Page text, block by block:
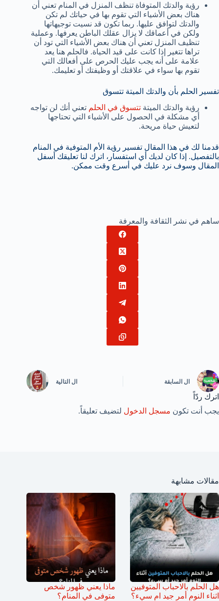
رؤية والدتك المتوفاة تنظف المنزل في المنام تعني أن
هناك بعض الأشياء التي تقوم بها في حياتك لم تكن
والدتك لتوافق عليها. ربما تكون قد نسيت توجيهاتها
ولكن في أعماقك لا يزال عقلك الباطن يعرفها. وعملية
تنظيف المنزل تعني أن هناك بعض الأشياء التي تود أن
تراها تتغير إذا كانت على قيد الحياة. فالحلم هنا يعد
علامة على أنه يجب عليك الحرص على أفعالك التي
تقوم بها سواء في علاقتك أو وظيفتك أو تعليمك.
تفسير الحلم بأن والدتك الميتة تتسوق
رؤية والدتك الميتة تتسوق في الحلم تعني أنك لن تواجه
أي مشكلة في الحصول على الأشياء التي تحتاجها
لتعيش حياة مريحة.
قدمنا لك في هذا المقال تفسير رؤية الأم المتوفية في المنام
بالتفصيل. إذا كان لديك أي استفسار، اترك لنا تعليقك أسفل
المقال وسوف نرد عليك في أسرع وقت ممكن.
ساهم في نشر الثقافة والمعرفة
ال السابقة ال التالية
اترك ردّاً
يجب أنت تكون مسجل الدخول لتضيف تعليقاً.
مقالات مشابهة
هل الحلم بالاحباب المتوفيين
اثناء النوم أمر جيد ام سيء؟
ماذا يعني ظهور شخص
متوفى في المنام؟